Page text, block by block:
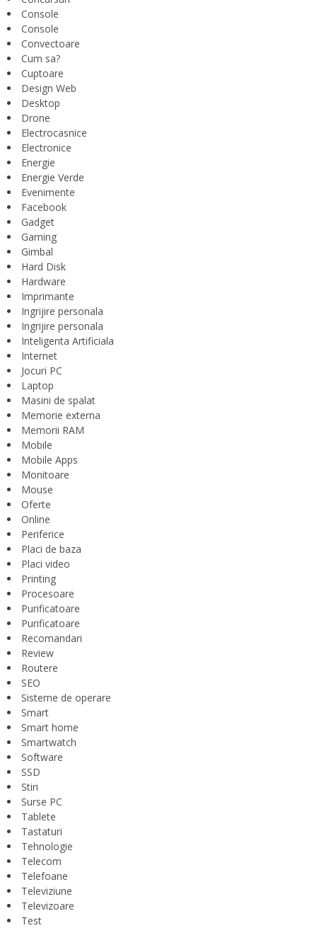
Console
Console
Convectoare
Cum sa?
Cuptoare
Design Web
Desktop
Drone
Electrocasnice
Electronice
Energie
Energie Verde
Evenimente
Facebook
Gadget
Gaming
Gimbal
Hard Disk
Hardware
Imprimante
Ingrijire personala
Ingrijire personala
Inteligenta Artificiala
Internet
Jocuri PC
Laptop
Masini de spalat
Memorie externa
Memorii RAM
Mobile
Mobile Apps
Monitoare
Mouse
Oferte
Online
Periferice
Placi de baza
Placi video
Printing
Procesoare
Purificatoare
Purificatoare
Recomandari
Review
Routere
SEO
Sisteme de operare
Smart
Smart home
Smartwatch
Software
SSD
Stiri
Surse PC
Tablete
Tastaturi
Tehnologie
Telecom
Telefoane
Televiziune
Televizoare
Test